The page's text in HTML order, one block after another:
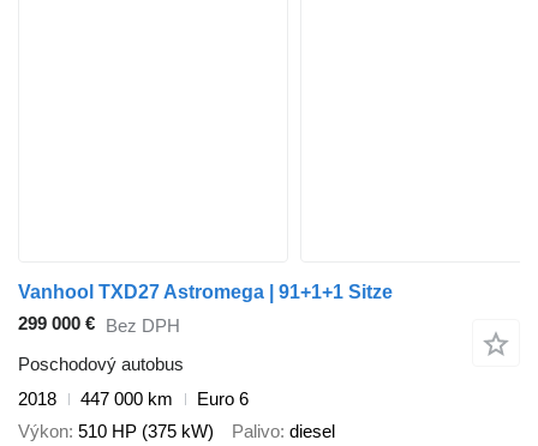
Vanhool TXD27 Astromega | 91+1+1 Sitze
299 000 € Bez DPH
Poschodový autobus
2018
447 000 km
Euro 6
Výkon 510 HP (375 kW) Palivo diesel